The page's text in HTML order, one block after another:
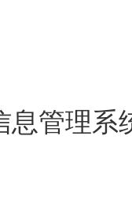
息管理